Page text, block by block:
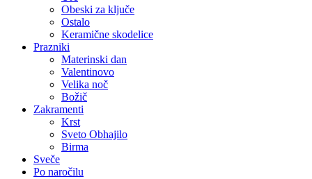
Obeski za ključe
Ostalo
Keramične skodelice
Prazniki
Materinski dan
Valentinovo
Velika noč
Božič
Zakramenti
Krst
Sveto Obhajilo
Birma
Sveče
Po naročilu